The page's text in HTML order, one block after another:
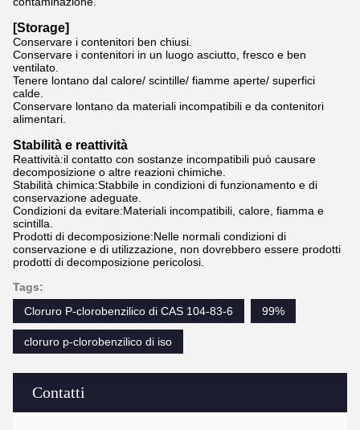
Contatti
[Storage]
Conservare i contenitori ben chiusi.
Conservare i contenitori in un luogo asciutto, fresco e ben
ventilato.
Tenere lontano dal calore/ scintille/ fiamme aperte/ superfici
calde.
Conservare lontano da materiali incompatibili e da contenitori
alimentari.
Stabilità e reattività
Reattività:il contatto con sostanze incompatibili può causare
decomposizione o altre reazioni chimiche.
Stabilità chimica:Stabbile in condizioni di funzionamento e di
conservazione adeguate.
Condizioni da evitare:Materiali incompatibili, calore, fiamma e
scintilla.
Prodotti di decomposizione:Nelle normali condizioni di
conservazione e di utilizzazione, non dovrebbero essere prodotti
prodotti di decomposizione pericolosi.
Tags:
Cloruro P-clorobenzilico di CAS 104-83-6
99%
cloruro p-clorobenzilico di iso